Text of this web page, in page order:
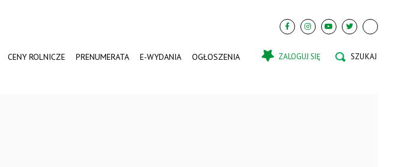
CENY ROLNICZE PRENUMERATA E-WYDANIA OGŁOSZENIA ZALOGUJ SIĘ